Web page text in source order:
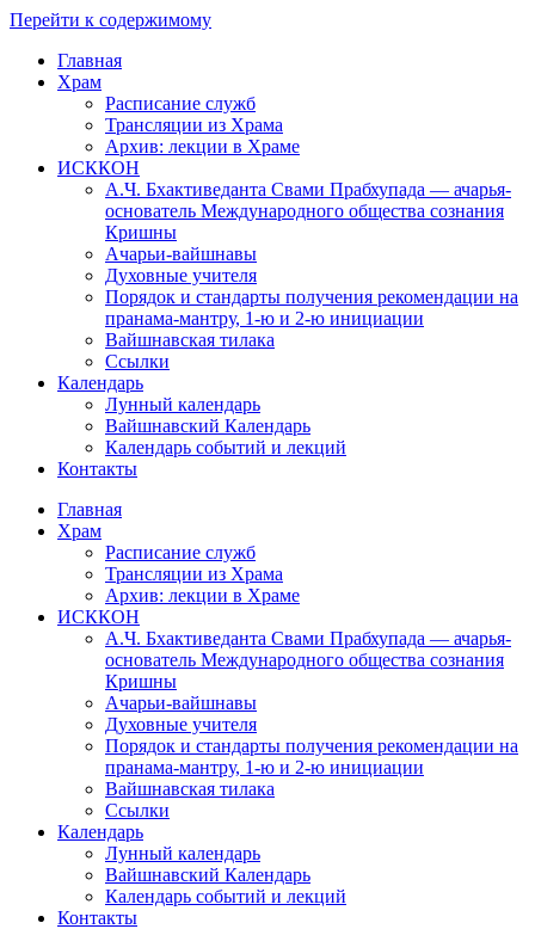
Перейти к содержимому
Главная
Храм
Расписание служб
Трансляции из Храма
Архив: лекции в Храме
ИСККОН
А.Ч. Бхактиведанта Свами Прабхупада — ачарья-
основатель Международного общества сознания
Кришны
Ачарьи-вайшнавы
Духовные учителя
Порядок и стандарты получения рекомендации на
пранама-мантру, 1-ю и 2-ю инициации
Вайшнавская тилака
Ссылки
Календарь
Лунный календарь
Вайшнавский Календарь
Календарь событий и лекций
Контакты
Главная
Храм
Расписание служб
Трансляции из Храма
Архив: лекции в Храме
ИСККОН
А.Ч. Бхактиведанта Свами Прабхупада — ачарья-
основатель Международного общества сознания
Кришны
Ачарьи-вайшнавы
Духовные учителя
Порядок и стандарты получения рекомендации на
пранама-мантру, 1-ю и 2-ю инициации
Вайшнавская тилака
Ссылки
Календарь
Лунный календарь
Вайшнавский Календарь
Календарь событий и лекций
Контакты